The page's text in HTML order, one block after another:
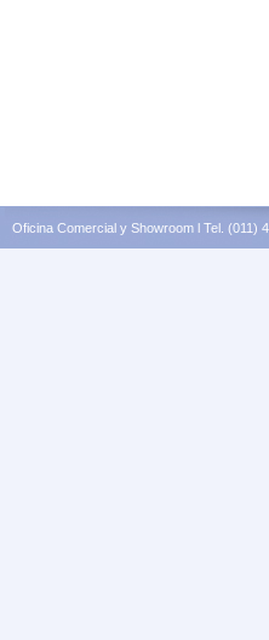
Oficina Comercial y Showroom l Tel. (011)